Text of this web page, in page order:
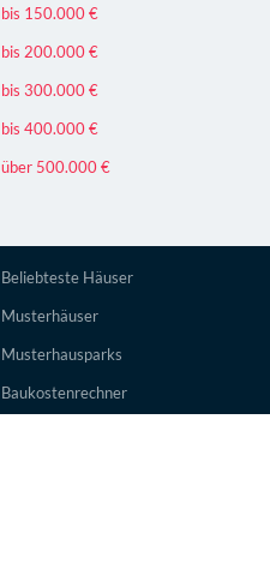
bis 150.000 €
bis 200.000 €
bis 300.000 €
bis 400.000 €
über 500.000 €
Beliebteste Häuser
Musterhäuser
Musterhausparks
Baukostenrechner